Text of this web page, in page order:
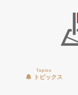
Topics
トピックス